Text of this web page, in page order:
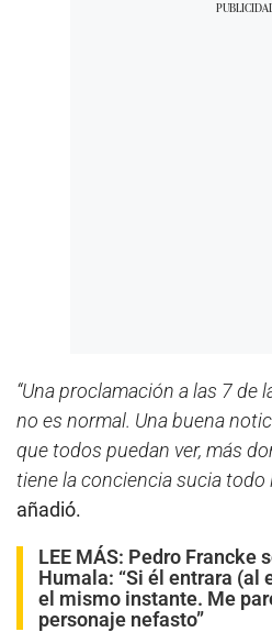
“Una proclamación a las 7 de
no es normal. Una buena
que todos puedan ver, más
tiene la conciencia sucia todo
añadió.
LEE MÁS: Pedro Francke
Humala: “Si él entrara (al
el mismo instante. Me
personaje nefasto”